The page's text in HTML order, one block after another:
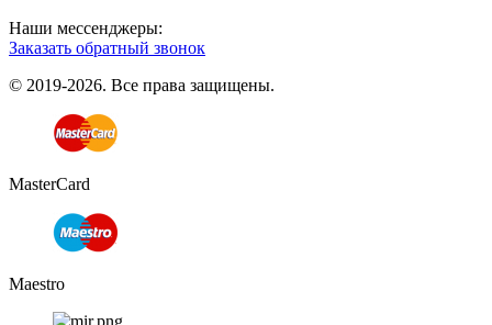
Наши мессенджеры:
Заказать обратный звонок
© 2019-2026. Все права защищены.
MasterCard
Maestro